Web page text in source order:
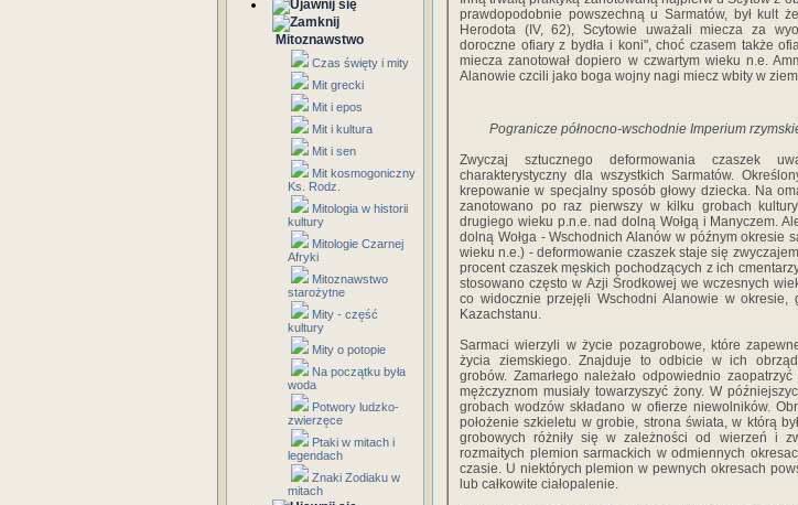
Mitoznawstwo
Czas święty i mity
Mit grecki
Mit i epos
Mit i kultura
Mit i sen
Mit kosmogoniczny
Ks. Rodz.
Mitologia w historii
kultury
Mitologie Czarnej
Afryki
Mitoznawstwo
starożytne
Mity - część
kultury
Mity o potopie
Na początku była
woda
Potwory ludzko-
zwierzęce
Ptaki w mitach i
legendach
Znaki Zodiaku w
mitach
prawdopodobnie powszechną u Sarmatów, był kult
Herodota (IV, 62), Scytowie uważali miecza za
doroczne ofiary z bydła i koni", choć czasem także
miecza zanotował dopiero w czwartym wieku n.e.
Alanowie czcili jako boga wojny nagi miecz wbity w
Pogranicze północno-wschodnie Imperium
Zwyczaj sztucznego deformowania czaszek
charakterystyczny dla wszystkich Sarmatów.
krepowanie w specjalny sposób głowy dziecka. Na
zanotowano po raz pierwszy w kilku grobach
drugiego wieku p.n.e. nad dolną Wołgą i Manyczem.
dolną Wołga - Wschodnich Alanów w późnym okresie
wieku n.e.) - deformowanie czaszek staje się
procent czaszek męskich pochodzących z ich
stosowano często w Azji Środkowej we wczesnych
co widocznie przejęli Wschodni Alanowie w okresie,
Kazachstanu.
Sarmaci wierzyli w życie pozagrobowe, które
życia ziemskiego. Znajduje to odbicie w ich
grobów. Zamarłego należało odpowiednio
mężczyznom musiały towarzyszyć żony. W
grobach wodzów składano w ofierze niewolników.
położenie szkieletu w grobie, strona świata, w którą
grobowych różniły się w zależności od wierzeń i
rozmaitych plemion sarmackich w odmiennych
czasie. U niektórych plemion w pewnych okresach
lub całkowite ciałopalenie.